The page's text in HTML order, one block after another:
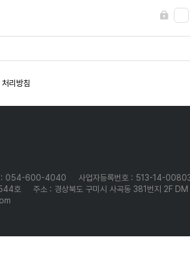
리방침
: 054-600-4040
사업자등록번호 : 513-14-
호
주소 : 경상북도 구미시 사곡동 381번지 2F DM